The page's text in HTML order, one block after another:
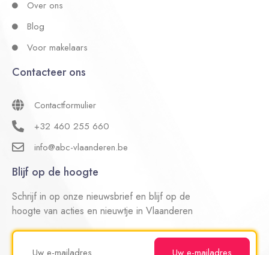
Over ons
Blog
Voor makelaars
Contacteer ons
Contactformulier
+32 460 255 660
info@abc-vlaanderen.be
Blijf op de hoogte
Schrijf in op onze nieuwsbrief en blijf op de
hoogte van acties en nieuwtje in Vlaanderen